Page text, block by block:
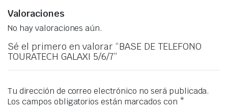
Valoraciones
No hay valoraciones aún.
Sé el primero en valorar “BASE DE TELEFONO
TOURATECH GALAXI 5/6/7”
Tu dirección de correo electrónico no será publicada.
Los campos obligatorios están marcados con *